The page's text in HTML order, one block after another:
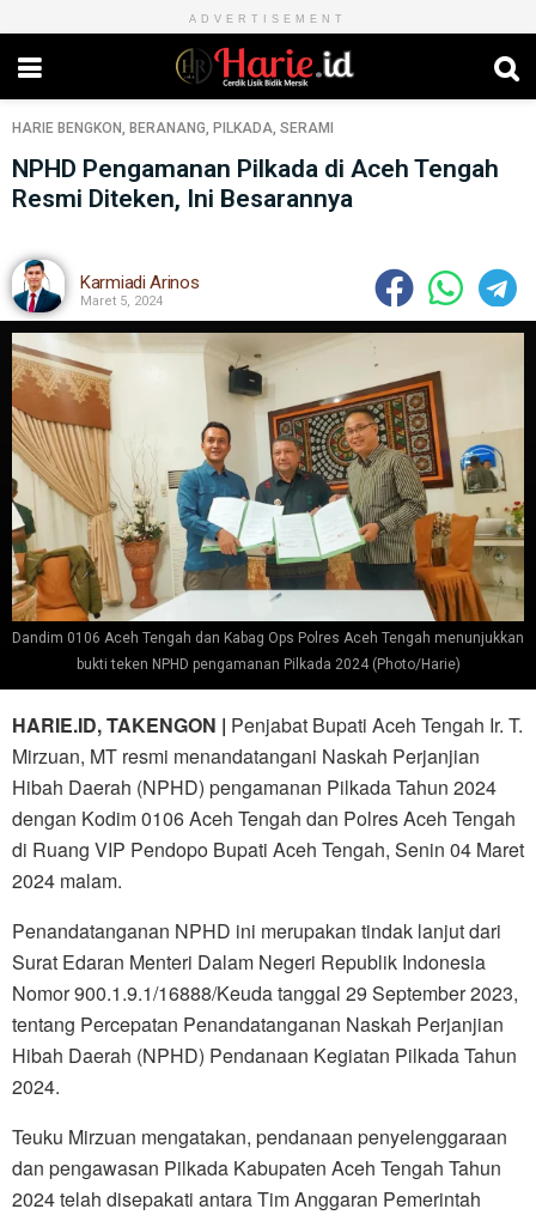
ADVERTISEMENT
HARIE BENGKON, BERANANG, PILKADA, SERAMI
NPHD Pengamanan Pilkada di Aceh Tengah
Resmi Diteken, Ini Besarannya
Karmiadi Arinos
Maret 5, 2024
Dandim 0106 Aceh Tengah dan Kabag Ops Polres Aceh Tengah menunjukkan
bukti teken NPHD pengamanan Pilkada 2024 (Photo/Harie)
HARIE.ID, TAKENGON | Penjabat Bupati Aceh Tengah Ir. T.
Mirzuan, MT resmi menandatangani Naskah Perjanjian
Hibah Daerah (NPHD) pengamanan Pilkada Tahun 2024
dengan Kodim 0106 Aceh Tengah dan Polres Aceh Tengah
di Ruang VIP Pendopo Bupati Aceh Tengah, Senin 04 Maret
2024 malam.
Penandatanganan NPHD ini merupakan tindak lanjut dari
Surat Edaran Menteri Dalam Negeri Republik Indonesia
Nomor 900.1.9.1/16888/Keuda tanggal 29 September 2023,
tentang Percepatan Penandatanganan Naskah Perjanjian
Hibah Daerah (NPHD) Pendanaan Kegiatan Pilkada Tahun
2024.
Teuku Mirzuan mengatakan, pendanaan penyelenggaraan
dan pengawasan Pilkada Kabupaten Aceh Tengah Tahun
2024 telah disepakati antara Tim Anggaran Pemerintah